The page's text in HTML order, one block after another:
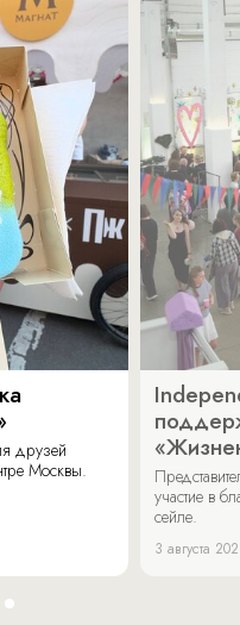
друзей
Москвы.
участие в
сейле.
3 августа